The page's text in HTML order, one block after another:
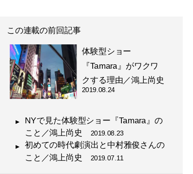
この連載の前回記事
体験型ショー
『Tamara』がワクワ
クする理由／鴻上尚史
2019.08.24
NYで見た体験型ショー『Tamara』の
こと／鴻上尚史
2019.08.23
初めての時代劇演出と中村雅俊さんの
こと／鴻上尚史 2019.07.11